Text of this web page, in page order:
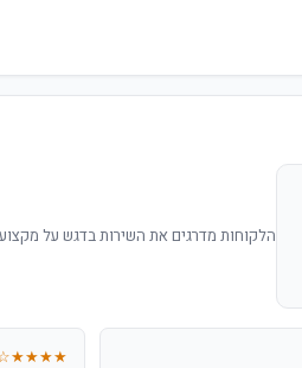
הלקוחות מדרגים את השירות בדגש על